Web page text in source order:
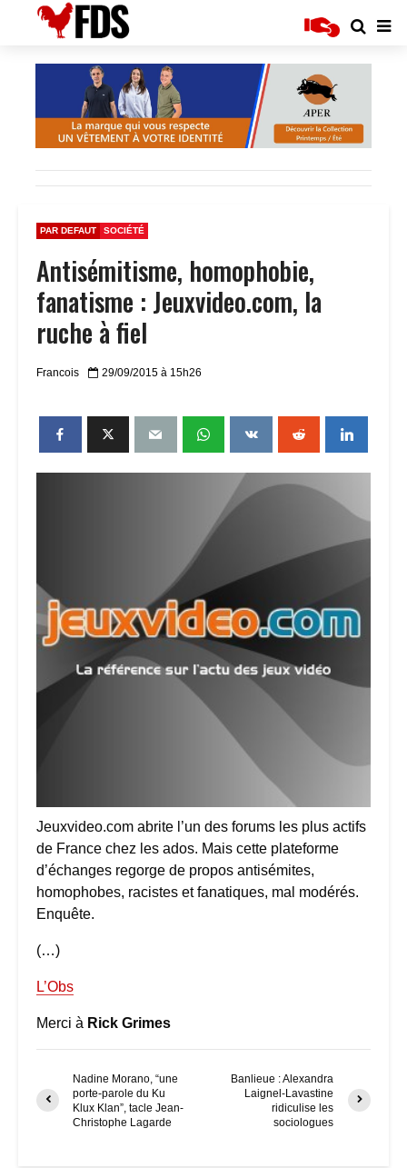
PAR DEFAUT SOCIÉTÉ
Antisémitisme, homophobie,
fanatisme : Jeuxvideo.com, la
ruche à fiel
Francois 29/09/2015 à 15h26
Jeuxvideo.com abrite l’un des forums les plus actifs
de France chez les ados. Mais cette plateforme
d’échanges regorge de propos antisémites,
homophobes, racistes et fanatiques, mal modérés.
Enquête.
(…)
L’Obs
Merci à Rick Grimes
Nadine Morano, “une
porte-parole du Ku
Klux Klan”, tacle Jean-
Christophe Lagarde
Banlieue : Alexandra
Laignel-Lavastine
ridiculise les
sociologues